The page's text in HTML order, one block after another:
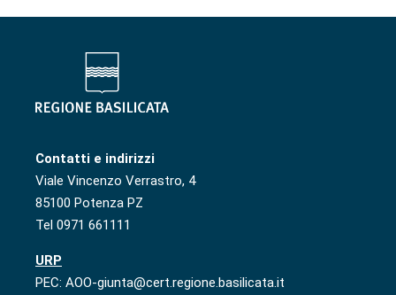
Contatti e indirizzi
Viale Vincenzo Verrastro, 4
85100 Potenza PZ
Tel 0971 661111
URP
PEC: AOO-giunta@cert.regione.basilicata.it